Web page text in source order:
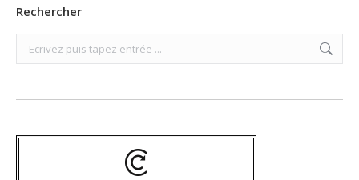
Rechercher
Search: